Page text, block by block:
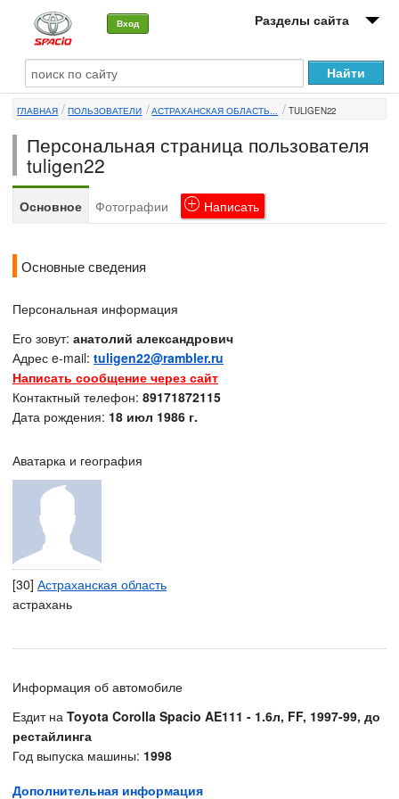
Вход Разделы сайта
О машине
Автоклуб
Форумы
Сервисы и услуги
ГЛАВНАЯ ПОЛЬЗОВАТЕЛИ АСТРАХАНСКАЯ ОБЛАСТЬ... TULIGEN22
Персональная страница пользователя
tuligen22
Основное Фотографии Написать
Основные сведения
Персональная информация
Его зовут: анатолий александрович
Адрес e-mail: tuligen22@rambler.ru
Написать сообщение через сайт
Контактный телефон: 89171872115
Дата рождения: 18 июл 1986 г.
Аватарка и география
[30] Астраханская область
астрахань
Информация об автомобиле
Ездит на Toyota Corolla Spacio AE111 - 1.6л, FF, 1997-99, до
рестайлинга
Год выпуска машины: 1998
Дополнительная информация